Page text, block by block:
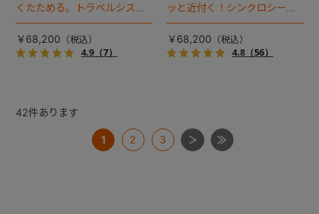
くたためる。トラベルシステ
ム対応ベビーカー。
￥68,200
4.9（7）
ッと近付く！シンクロシート
搭載プレミアムベビーカー。
￥68,200
4.8（56）
42件あります
1 2 3